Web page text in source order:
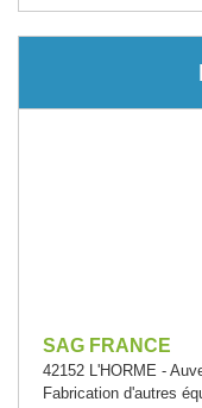
SAG FRANCE
42152 L'HORME -
Fabrication d'autres